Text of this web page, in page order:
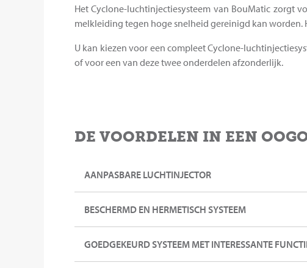
Het Cyclone-luchtinjectiesysteem van BouMatic zorgt
melkleiding tegen hoge snelheid gereinigd kan worden.
U kan kiezen voor een compleet Cyclone-
of voor een van deze twee onderdelen afzonderlijk.
DE VOORDELEN IN EEN
AANPASBARE LUCHTINJECTOR
BESCHERMD EN HERMETISCH SYSTEEM
GOEDGEKEURD SYSTEEM MET INTERESSANTE